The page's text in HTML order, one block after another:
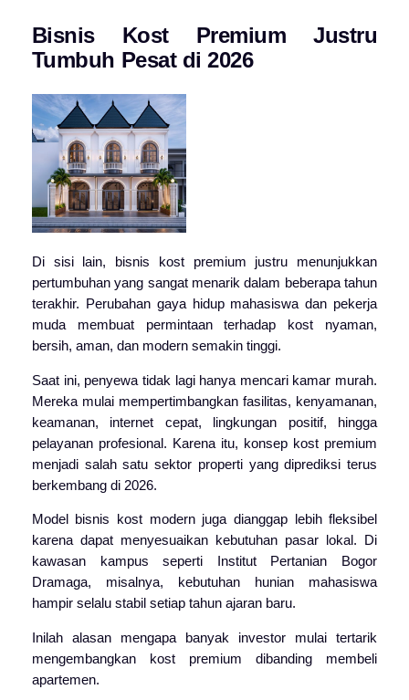
Bisnis Kost Premium Justru
Tumbuh Pesat di 2026
Di sisi lain, bisnis kost premium justru menunjukkan
pertumbuhan yang sangat menarik dalam beberapa tahun
terakhir. Perubahan gaya hidup mahasiswa dan pekerja
muda membuat permintaan terhadap kost nyaman,
bersih, aman, dan modern semakin tinggi.
Saat ini, penyewa tidak lagi hanya mencari kamar murah.
Mereka mulai mempertimbangkan fasilitas, kenyamanan,
keamanan, internet cepat, lingkungan positif, hingga
pelayanan profesional. Karena itu, konsep kost premium
menjadi salah satu sektor properti yang diprediksi terus
berkembang di 2026.
Model bisnis kost modern juga dianggap lebih fleksibel
karena dapat menyesuaikan kebutuhan pasar lokal. Di
kawasan kampus seperti
Institut Pertanian Bogor
Dramaga, misalnya, kebutuhan hunian mahasiswa
hampir selalu stabil setiap tahun ajaran baru.
Inilah alasan mengapa banyak investor mulai tertarik
mengembangkan kost premium dibanding membeli
apartemen.